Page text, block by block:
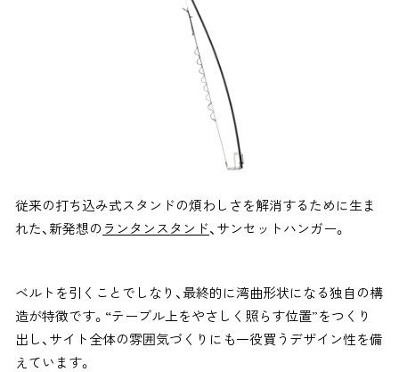
従来の打ち込み式スタンドの煩わしさを解消するために生ま
れた、新発想の ランタンスタンド、サンセットハンガー。
ベルトを引くことでしなり、最終的に湾曲形状になる独自の構
造が特徴です。“テーブル上をやさしく照らす位置”をつくり
出し、サイト全体の雰囲気づくりにも一役買うデザイン性を備
えています。